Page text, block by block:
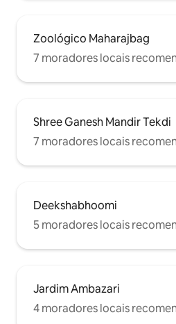
Zoológico Maharajbag
7 moradores locais
Shree Ganesh Mandir Tekdi
7 moradores locais
Deekshabhoomi
5 moradores locais
Jardim Ambazari
4 moradores locais